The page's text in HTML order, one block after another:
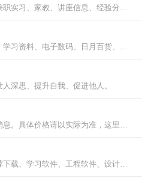
校园招聘、名企宣讲、兼职实习、家教、讲座信息、经验分享。
二手市场、出售、求购、学习资料、电子数码、日月百货、毕业大甩卖。
深思、提升自我、促进他人。
此版块可发布一些外卖消息。具体价格请以实际为准，这里只作参考。
大连海事大学海之魂推荐下载、学习软件、工程软件、设计软件，常用软件。